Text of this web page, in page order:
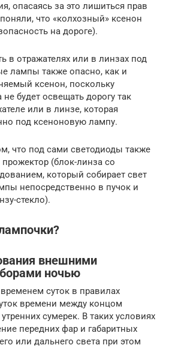
опасаясь за это лишиться прав
что «колхозный» ксенон
на дороге).
в отражателях или в линзах под
лампы также опасно, как и
ксенон, поскольку
будет освещать дорогу так
или в линзе, которая
под ксеноновую лампу.
что под сами светодиоды также
(блок-линза со
который собирает свет
непосредственно в пучок и
стекло).
внешними
ночью
суток в правилах
времени между концом
сумерек. В таких условиях
передних фар и габаритных
или дальнего света при этом